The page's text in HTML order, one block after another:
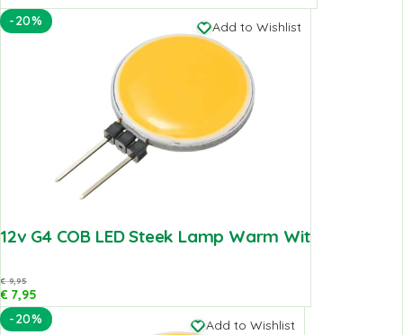
-20%
Add to Wishlist
12v G4 COB LED Steek Lamp Warm Wit
€9,95
€7,95
-20%
Add to Wishlist